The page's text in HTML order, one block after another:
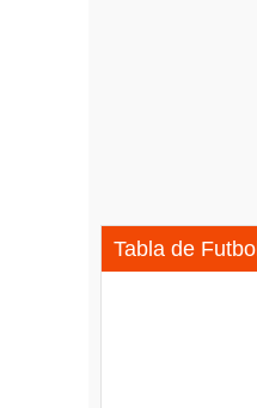
Tabla de Futbol